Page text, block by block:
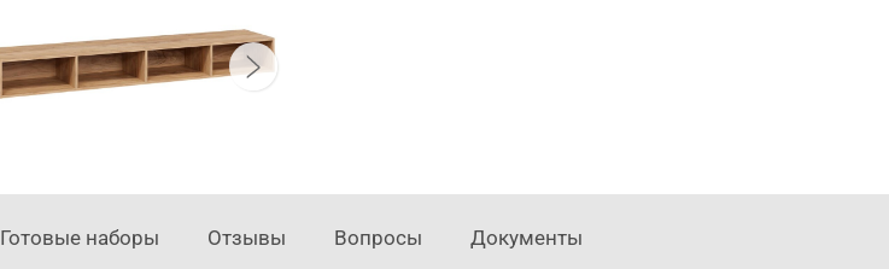
Готовые наборы Отзывы Вопросы Документы